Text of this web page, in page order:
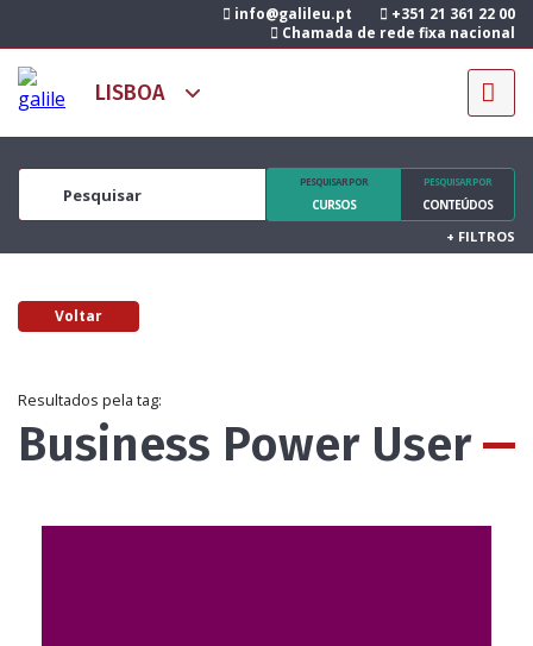
info@galileu.pt
+351 21 361 22 00
Chamada de rede fixa nacional
PESQUISAR POR
CURSOS
PESQUISAR POR
CONTEÚDOS
+ FILTROS
Voltar
Resultados pela tag:
Business Power User